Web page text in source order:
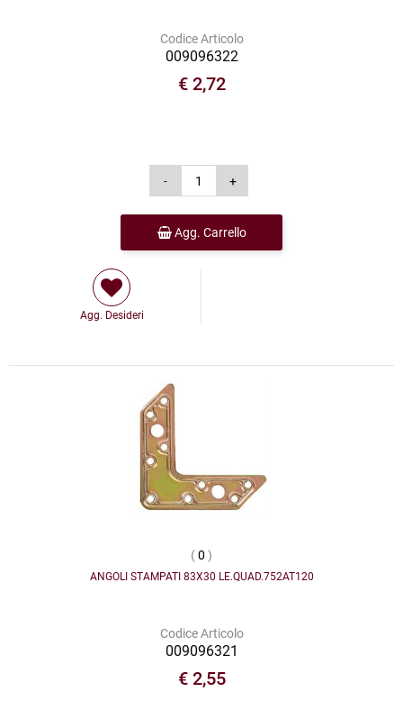
Codice Articolo
009096322
€ 2,72
Agg. Carrello
Agg. Desideri
(0 )
ANGOLI STAMPATI 83X30 LE.QUAD.752AT120
Codice Articolo
009096321
€ 2,55